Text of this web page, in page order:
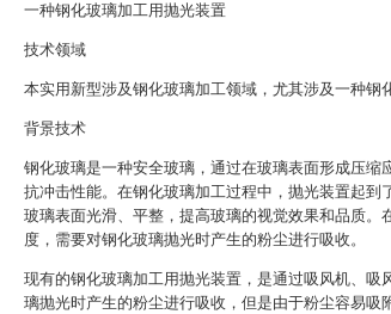
一种钢化玻璃加工用抛光装置
技术领域
本实用新型涉及钢化玻璃加工领域，尤其涉及一种钢
背景技术
钢化玻璃是一种安全玻璃，通过在玻璃表面形成压缩
抗冲击性能。在钢化玻璃加工过程中，抛光装置起到
玻璃表面光滑、平整，提高玻璃的视觉效果和品质。
度，需要对钢化玻璃抛光时产生的粉尘进行吸收。
现有的钢化玻璃加工用抛光装置，是通过吸风机、吸
璃抛光时产生的粉尘进行吸收，但是由于粉尘容易吸